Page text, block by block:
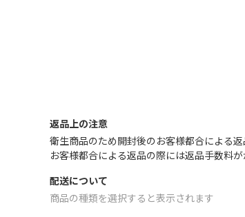
返品上の注意
衛生商品のため開封後のお客様都合による
お客様都合による返品の際には返品手数料
配送について
商品の種類を選択すると表示されます